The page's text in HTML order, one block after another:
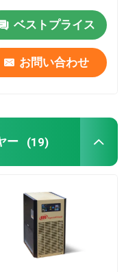
ベストプライス
お問い合わせ
ー (19)